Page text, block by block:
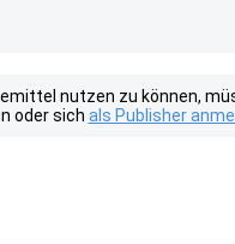
nutzen zu können,
oder sich als Publisher